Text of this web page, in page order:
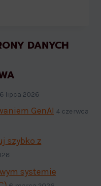
DANYCH
lipca 2026
GenAI 4 czerwca
szybko z
systemie